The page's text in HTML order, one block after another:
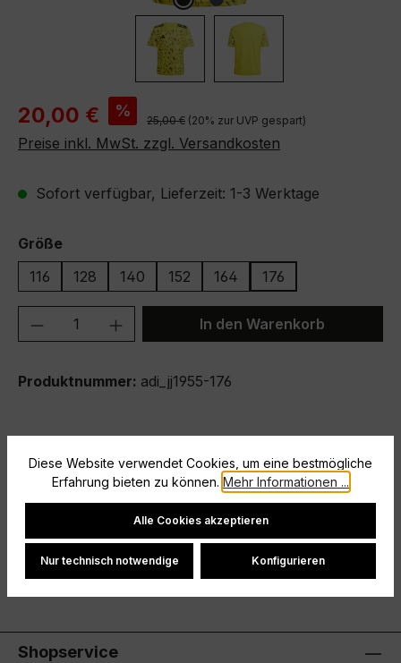
Verkaufspreis:
20,00 € % Regulärer Preis:
25,00 € (20% zur UVP gespart)
Preise inkl. MwSt. zzgl. Versandkosten
Sofort verfügbar, Lieferzeit: 1-3 Werktage
Größeauswählen
116
128 140 152 164 176
Produkt Anzahl: Gib denIn den Warenkorb
Produktnummer: adi_jj1955-176
Beschreibung
Größe: 176
Bewertungen
Shopservice
Diese Website verwendet Cookies, um eine bestmögliche
Erfahrung bieten zu können. Mehr Informationen ...
Cookie-Einstellungen
Alle Cookies akzeptieren
Nur technisch notwendige Konfigurieren